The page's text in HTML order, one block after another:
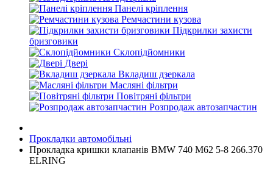
Панелі кріплення
Ремчастини кузова
Підкрилки захисти
бризговики
Склопідйомники
Двері
Вкладиш дзеркала
Масляні фільтри
Повітряні фільтри
Розпродаж автозапчастин
Прокладки автомобільні
Прокладка кришки клапанів BMW 740 M62 5-8 266.370
ELRING